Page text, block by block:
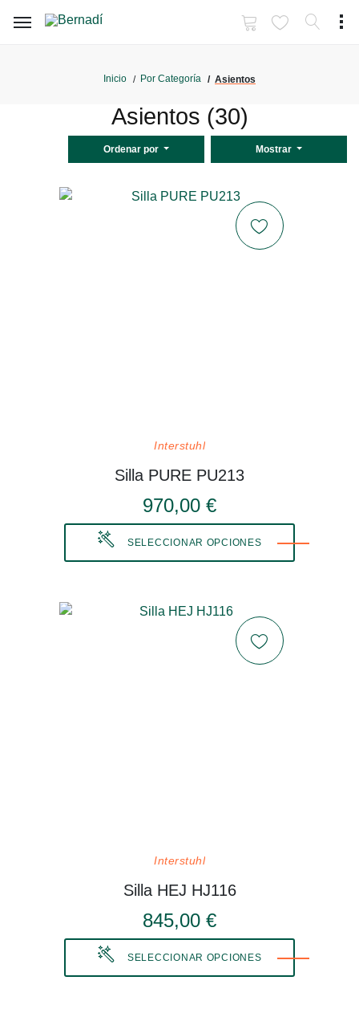
Inicio Por Categoría Asientos
Asientos (30)
Ordenar por Mostrar
Interstuhl
Silla PURE PU213
970,00 €
SELECCIONAR OPCIONES
Interstuhl
Silla HEJ HJ116
845,00 €
SELECCIONAR OPCIONES